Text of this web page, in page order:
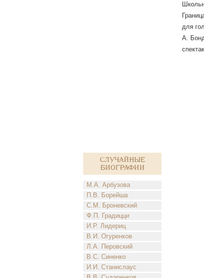
Случайные
биографии
М.А. Арбузова
П.В. Борейша
С.М. Броневский
Ф.П. Градицци
И.Р. Лидериц
В.И. Огуренков
Л.А. Перовский
В.С. Синенко
И.И. Станислаус
для
А.